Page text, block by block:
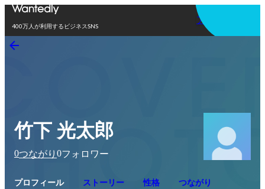
400万人が利用するビジネスSNS
アプリを使う
竹下 光太郎
0つながり 0フォロワー
プロフィール ストーリー 性格 つながり